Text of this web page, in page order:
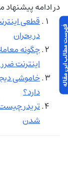
در ادامه
قطعی
در بحران
چگونه
اینترنت
خاموشی
دارد؟
شدن
مقاله